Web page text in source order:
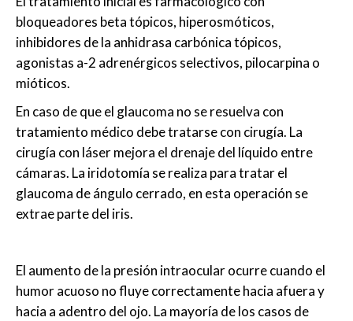
bloqueadores beta tópicos, hiperosmóticos,
inhibidores de la anhidrasa carbónica tópicos,
agonistas a-2 adrenérgicos selectivos, pilocarpina o
mióticos.
En caso de que el glaucoma no se resuelva con
tratamiento médico debe tratarse con cirugía. La
cirugía con láser mejora el drenaje del líquido entre
cámaras. La iridotomía se realiza para tratar el
glaucoma de ángulo cerrado, en esta operación se
extrae parte del iris.
El aumento de la presión intraocular ocurre cuando el
humor acuoso no fluye correctamente hacia afuera y
hacia a adentro del ojo. La mayoría de los casos de